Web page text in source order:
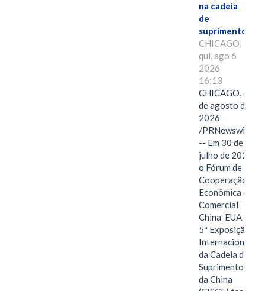
na cadeia
de
suprimentos.
CHICAGO,
qui, ago 6
2026
16:13
CHICAGO, 6
de agosto de
2026
/PRNewswire/
-- Em 30 de
julho de 2026,
o Fórum de
Cooperação
Econômica e
Comercial
China-EUA e a
5ª Exposição
Internacional
da Cadeia de
Suprimentos
da China